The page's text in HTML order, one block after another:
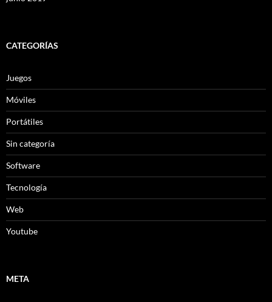
CATEGORÍAS
Juegos
Móviles
Portátiles
Sin categoría
Software
Tecnología
Web
Youtube
META